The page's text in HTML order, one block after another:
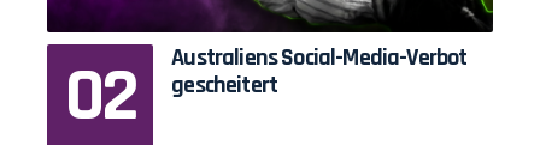
Australiens Social-Media-Verbot
gescheitert